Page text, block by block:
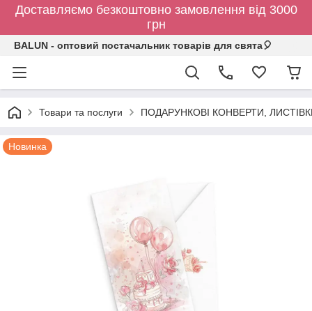
Доставляємо безкоштовно замовлення від 3000
грн
BALUN - оптовий постачальник товарів для свята🎈
Товари та послуги ПОДАРУНКОВІ КОНВЕРТИ,
Новинка